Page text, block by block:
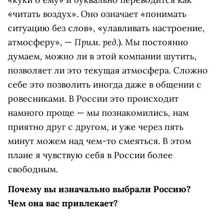
«читать воздух». Оно означает «понимать
ситуацию без слов», «улавливать настроение,
атмосферу», — Прим. ред.). Мы постоянно
думаем, можно ли в этой компании шутить,
позволяет ли это текущая атмосфера. Сложно
себе это позволить иногда даже в общении с
ровесниками. В России это происходит
намного проще — мы познакомились, нам
приятно друг с другом, и уже через пять
минут можем над чем-то смеяться. В этом
плане я чувствую себя в России более
свободным.
Почему вы изначально выбрали Россию?
Чем она вас привлекает?